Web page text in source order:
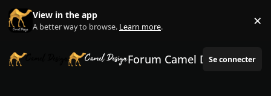
Aller au contenu
View in the app
A better way to browse. Learn more. ×
Forum Camel Design
Se connecter